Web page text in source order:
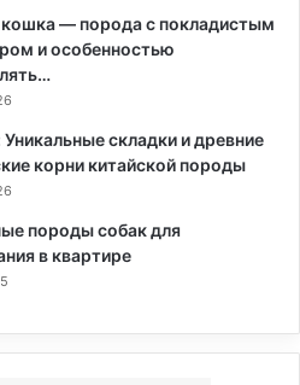
кошка — порода с покладистым
и особенностью
складки и древние
корни китайской породы
породы собак для
в квартире